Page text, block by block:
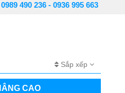
490 236 - 0936 995 663
Sắp xếp
CAO